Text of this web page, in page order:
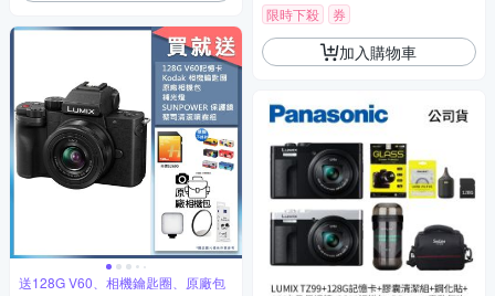
送128G V60、相機鑰匙圈、原廠包
限時下殺 券
加入購物車